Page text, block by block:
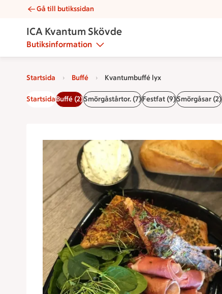
Kvantumbuffé lyx | Catering ICA Kvantum Skövde
Gå till butikssidan
ICA Kvantum Skövde
Butiksinformation
Startsida Buffé Kvantumbuffé lyx
StartsidaBuffé (2)Smörgåstårtor. (7)Festfat (9)Smörgåsar (2)